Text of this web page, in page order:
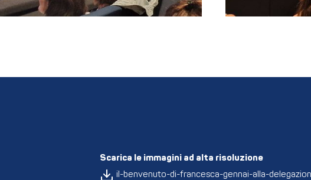
Scarica le immagini ad alta risoluzione
il-benvenuto-di-francesca-gennai-alla-